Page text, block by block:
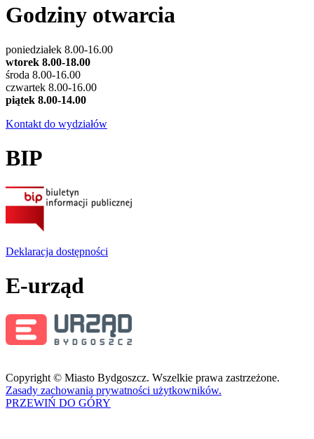
Godziny otwarcia
poniedziałek 8.00-16.00
wtorek 8.00-18.00
środa 8.00-16.00
czwartek 8.00-16.00
piątek 8.00-14.00
Kontakt do wydziałów
BIP
Deklaracja dostępności
E-urząd
Copyright © Miasto Bydgoszcz. Wszelkie prawa zastrzeżone.
Zasady zachowania prywatności użytkowników.
PRZEWIŃ DO GÓRY